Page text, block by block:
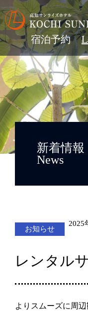
宿泊予約
新着情報
News
お知らせ
2025
レンタル
よりスムーズに周